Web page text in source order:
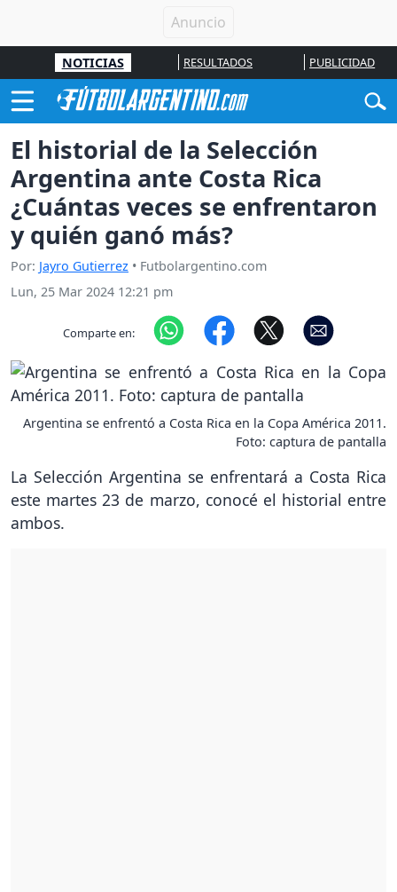
NOTICIAS RESULTADOS PUBLICIDAD
El historial de la Selección
Argentina ante Costa Rica
¿Cuántas veces se enfrentaron
y quién ganó más?
Por: Jayro Gutierrez • Futbolargentino.com
Lun, 25 Mar 2024 12:21 pm
Comparte en:
Argentina se enfrentó a Costa Rica en la Copa América 2011.
Foto: captura de pantalla
La Selección Argentina se enfrentará a Costa Rica
este martes 23 de marzo, conocé el historial entre
ambos.